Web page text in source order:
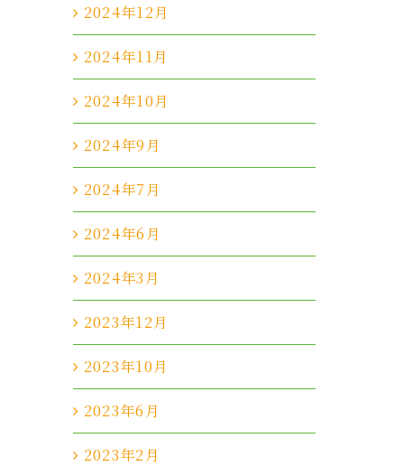
2024年12月
2024年11月
2024年10月
2024年9月
2024年7月
2024年6月
2024年3月
2023年12月
2023年10月
2023年6月
2023年2月